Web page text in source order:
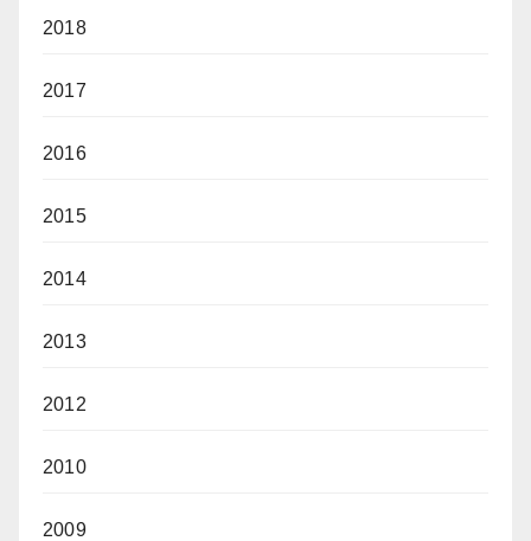
2018
2017
2016
2015
2014
2013
2012
2010
2009